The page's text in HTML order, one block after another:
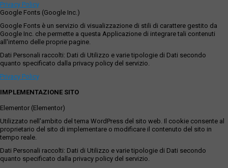
Privacy Policy
Google Fonts (Google Inc.)
Google Fonts è un servizio di visualizzazione di stili di carattere gestito da
Google Inc. che permette a questa Applicazione di integrare tali contenuti
all'interno delle proprie pagine.
Dati Personali raccolti: Dati di Utilizzo e varie tipologie di Dati secondo
quanto specificato dalla privacy policy del servizio.
Privacy Policy
IMPLEMENTAZIONE SITO
Elementor (Elementor)
Utilizzato nell'ambito del tema WordPress del sito web. Il cookie consente al
proprietario del sito di implementare o modificare il contenuto del sito in
tempo reale.
Dati Personali raccolti: Dati di Utilizzo e varie tipologie di Dati secondo
quanto specificato dalla privacy policy del servizio.